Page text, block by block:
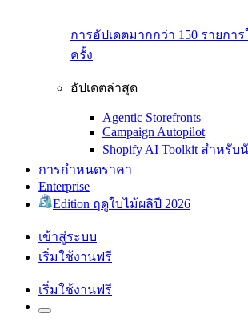
การอัปเดตมากกว่า 150 รายกา
ครั้ง
อัปเดตล่าสุด
Agentic Storefronts
Campaign Autopilot
Shopify AI Toolkit สำหรั
การกำหนดราคา
Enterprise
Edition ฤดูใบไม้ผลิปี 2026
เข้าสู่ระบบ
เริ่มใช้งานฟรี
เริ่มใช้งานฟรี